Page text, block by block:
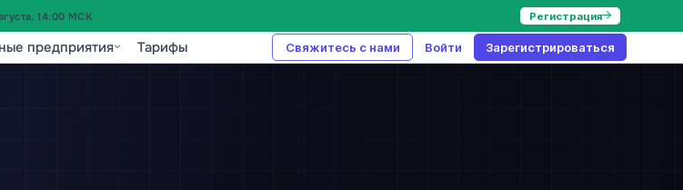
14:00 МСК Регистрация
предприятия Тарифы Свяжитесь с нами Войти Зарегистрироваться